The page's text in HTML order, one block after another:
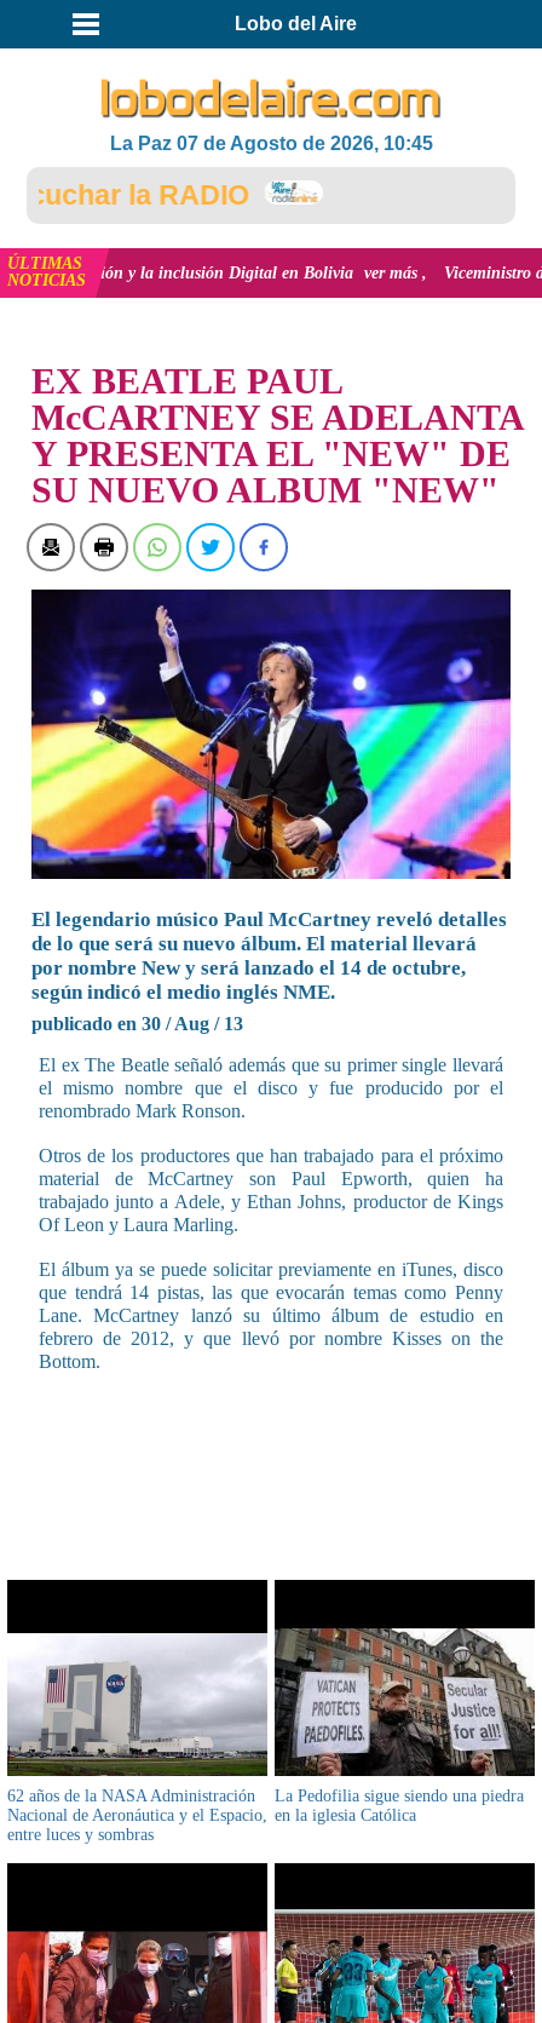
Lobo del Aire
La Paz 07 de Agosto de 2026, 10:45
la RADIO
ÚLTIMAS
NOTICIASy la inclusión Digital en Bolivia ver más Viceministro de
EX BEATLE PAUL
McCARTNEY SE ADELANTA
Y PRESENTA EL "NEW" DE
SU NUEVO ALBUM "NEW"
El legendario músico Paul McCartney reveló detalles
de lo que será su nuevo álbum. El material llevará
por nombre New y será lanzado el 14 de octubre,
según indicó el medio inglés NME.
publicado en 30 / Aug / 13
El ex The Beatle señaló además que su primer single llevará
el mismo nombre que el disco y fue producido por el
renombrado Mark Ronson.
Otros de los productores que han trabajado para el próximo
material de McCartney son Paul Epworth, quien ha
trabajado junto a Adele, y Ethan Johns, productor de Kings
Of Leon y Laura Marling.
El álbum ya se puede solicitar previamente en iTunes, disco
que tendrá 14 pistas, las que evocarán temas como Penny
Lane. McCartney lanzó su último álbum de estudio en
febrero de 2012, y que llevó por nombre Kisses on the
Bottom.
62 años de la NASA Administración
Nacional de Aeronáutica y el Espacio,
entre luces y sombras
La Pedofilia sigue siendo una piedra
en la iglesia Católica